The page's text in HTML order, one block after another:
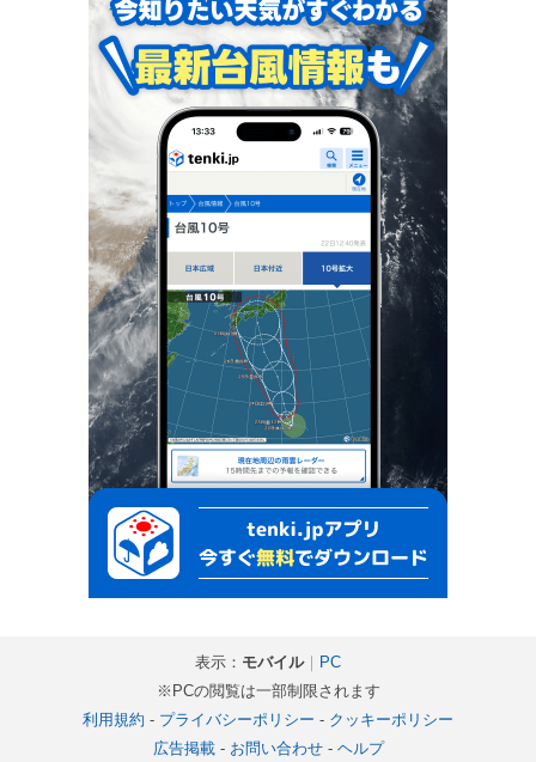
表示： モバイル｜ PC
※PCの閲覧は一部制限されます
利用規約 - プライバシーポリシー - クッキーポリシー
広告掲載- お問い合わせ- ヘルプ